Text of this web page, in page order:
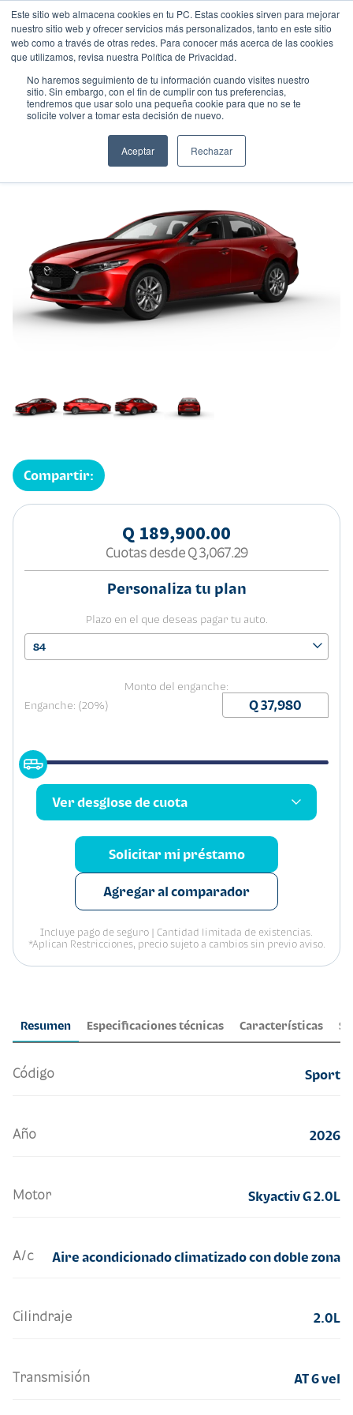
Este sitio web almacena cookies en tu PC. Estas cookies sirven para mejorar
nuestro sitio web y ofrecer servicios más personalizados, tanto en este sitio
web como a través de otras redes. Para conocer más acerca de las cookies
que utilizamos, revisa nuestra Política de Privacidad.
No haremos seguimiento de tu información cuando visites nuestro
sitio. Sin embargo, con el fin de cumplir con tus preferencias,
tendremos que usar solo una pequeña cookie para que no se te
solicite volver a tomar esta decisión de nuevo.
Aceptar Rechazar
MAZDA IVESA TOURING
GASOLINA
Resumen Especificaciones técnicas Características
Código Sport
Año 2026
Motor Skyactiv G 2.0L
A/c Aire acondicionado climatizado con doble zona
Cilindraje 2.0L
Transmisión AT 6 vel
Compartir:
Q 189,900.00
Cuotas desde Q 3,067.29
Personaliza tu plan
Plazo en el que deseas pagar tu auto.
84
Monto del enganche:
Enganche: (20%)
Ver desglose de cuota
Solicitar mi préstamo
Agregar al comparador
Incluye pago de seguro | Cantidad limitada de existencias.
*Aplican Restricciones, precio sujeto a cambios sin previo aviso.